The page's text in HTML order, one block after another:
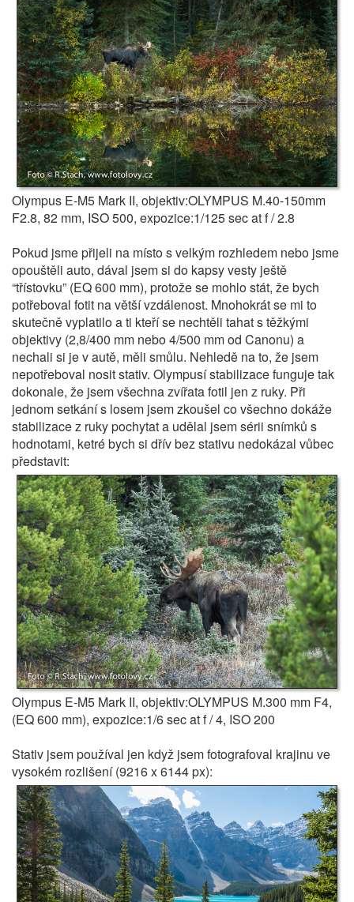
Olympus E-M5 Mark II, objektiv:OLYMPUS M.40-150mm
F2.8, 82 mm, ISO 500, expozice:1/125 sec at f / 2.8
Pokud jsme přijeli na místo s velkým rozhledem nebo jsme
opouštěli auto, dával jsem si do kapsy vesty ještě
“třístovku” (EQ 600 mm), protože se mohlo stát, že bych
potřeboval fotit na větší vzdálenost. Mnohokrát se mi to
skutečně vyplatilo a ti kteří se nechtěli tahat s těžkými
objektivy (2,8/400 mm nebo 4/500 mm od Canonu) a
nechali si je v autě, měli smůlu. Nehledě na to, že jsem
nepotřeboval nosit stativ. Olympusí stabilizace funguje tak
dokonale, že jsem všechna zvířata fotil jen z ruky. Při
jednom setkání s losem jsem zkoušel co všechno dokáže
stabilizace z ruky pochytat a udělal jsem sérii snímků s
hodnotami, ketré bych si dřív bez stativu nedokázal vůbec
představit:
Olympus E-M5 Mark II, objektiv:OLYMPUS M.300 mm F4,
(EQ 600 mm), expozice:1/6 sec at f / 4, ISO 200
Stativ jsem používal jen když jsem fotografoval krajinu ve
vysokém rozlišení (9216 x 6144 px):